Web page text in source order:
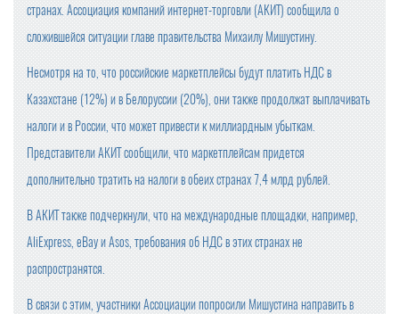
странах. Ассоциация компаний интернет-торговли (АКИТ) сообщила о
сложившейся ситуации главе правительства Михаилу Мишустину.
Несмотря на то, что российские маркетплейсы будут платить НДС в
Казахстане (12%) и в Белоруссии (20%), они также продолжат выплачивать
налоги и в России, что может привести к миллиардным убыткам.
Представители АКИТ сообщили, что маркетплейсам придется
дополнительно тратить на налоги в обеих странах 7,4 млрд рублей.
В АКИТ также подчеркнули, что на международные площадки, например,
AliExpress, eBay и Asos, требования об НДС в этих странах не
распространятся.
В связи с этим, участники Ассоциации попросили Мишустина направить в